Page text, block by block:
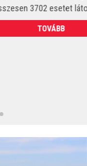
el. (VIDEÓ)